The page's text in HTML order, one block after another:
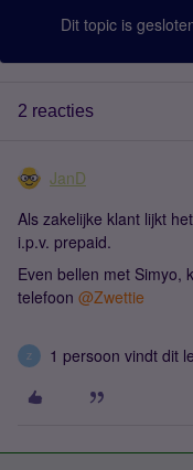
Dit topic is
2 reacties
JanD
Als zakelijke klant lijkt
i.p.v. prepaid.
Even bellen met Simyo,
telefoon @Zwettie
Z 1 persoon vindt dit